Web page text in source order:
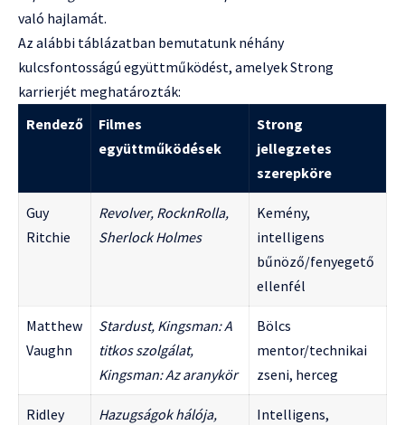
való hajlamát.
Az alábbi táblázatban bemutatunk néhány
kulcsfontosságú együttműködést, amelyek Strong
karrierjét meghatározták:
Rendező
Filmes
együttműködések
Strong
jellegzetes
szerepköre
Guy
Ritchie
Revolver, RocknRolla,
Sherlock Holmes
Kemény,
intelligens
bűnöző/fenyegető
ellenfél
Matthew
Vaughn
Stardust, Kingsman: A
titkos szolgálat,
Kingsman: Az aranykör
Bölcs
mentor/technikai
zseni, herceg
Ridley
Hazugságok hálója,
Intelligens,